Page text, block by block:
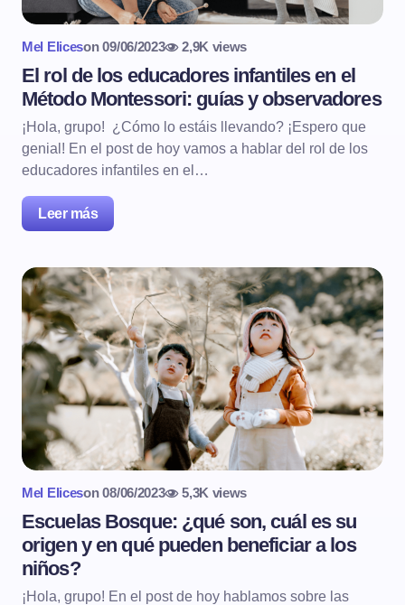
Mel Eliceson 09/06/2023 2,9K views
El rol de los educadores infantiles en el
Método Montessori: guías y observadores
¡Hola, grupo! ¿Cómo lo estáis llevando? ¡Espero que
genial! En el post de hoy vamos a hablar del rol de los
educadores infantiles en el…
Leer más
Mel Eliceson 08/06/2023 5,3K views
Escuelas Bosque: ¿qué son, cuál es su
origen y en qué pueden beneficiar a los
niños?
¡Hola, grupo! En el post de hoy hablamos sobre las